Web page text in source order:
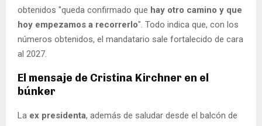
obtenidos "queda confirmado que hay otro camino y que
hoy empezamos a recorrerlo". Todo indica que, con los
números obtenidos, el mandatario sale fortalecido de cara
al 2027.
El mensaje de Cristina Kirchner en el
búnker
La ex presidenta, además de saludar desde el balcón de